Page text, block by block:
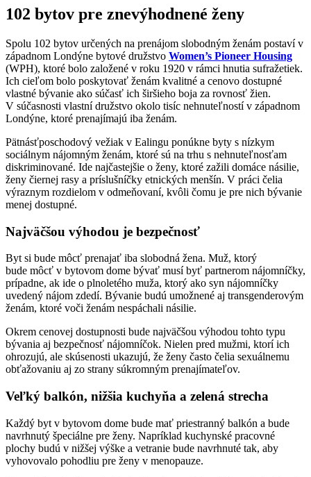
102 bytov pre znevýhodnené ženy
Spolu 102 bytov určených na prenájom slobodným ženám postaví v
západnom Londýne bytové družstvo Women’s Pioneer Housing
(WPH), ktoré bolo založené v roku 1920 v rámci hnutia sufražetiek.
Ich cieľom bolo poskytovať ženám kvalitné a cenovo dostupné
vlastné bývanie ako súčasť ich širšieho boja za rovnosť žien.
V súčasnosti vlastní družstvo okolo tisíc nehnuteľností v západnom
Londýne, ktoré prenajímajú iba ženám.
Pätnásťposchodový vežiak v Ealingu ponúkne byty s nízkym
sociálnym nájomným ženám, ktoré sú na trhu s nehnuteľnosťam
diskriminované. Ide najčastejšie o ženy, ktoré zažili domáce násilie,
ženy čiernej rasy a príslušníčky etnických menšín. V práci čelia
výraznym rozdielom v odmeňovaní, kvôli čomu je pre nich bývanie
menej dostupné.
Najväčšou výhodou je bezpečnosť
Byt si bude môcť prenajať iba slobodná žena. Muž, ktorý
bude môcť v bytovom dome bývať musí byť partnerom nájomníčky,
prípadne, ak ide o plnoletého muža, ktorý ako syn nájomníčky
uvedený nájom zdedí. Bývanie budú umožnené aj transgenderovým
ženám, ktoré voči ženám nespáchali násilie.
Okrem cenovej dostupnosti bude najväčšou výhodou tohto typu
bývania aj bezpečnosť nájomníčok. Nielen pred mužmi, ktorí ich
ohrozujú, ale skúsenosti ukazujú, že ženy často čelia sexuálnemu
obťažovaniu aj zo strany súkromným prenajímateľov.
Veľký balkón, nižšia kuchyňa a zelená strecha
Každý byt v bytovom dome bude mať priestranný balkón a bude
navrhnutý špeciálne pre ženy. Napríklad kuchynské pracovné
plochy budú v nižšej výške a vetranie bude navrhnuté tak, aby
vyhovovalo pohodliu pre ženy v menopauze.